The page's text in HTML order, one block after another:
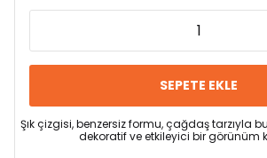
SEPETE EKLE
Şık çizgisi, benzersiz formu, çağdaş tarzıyla
dekoratif ve etkileyici bir görünüm